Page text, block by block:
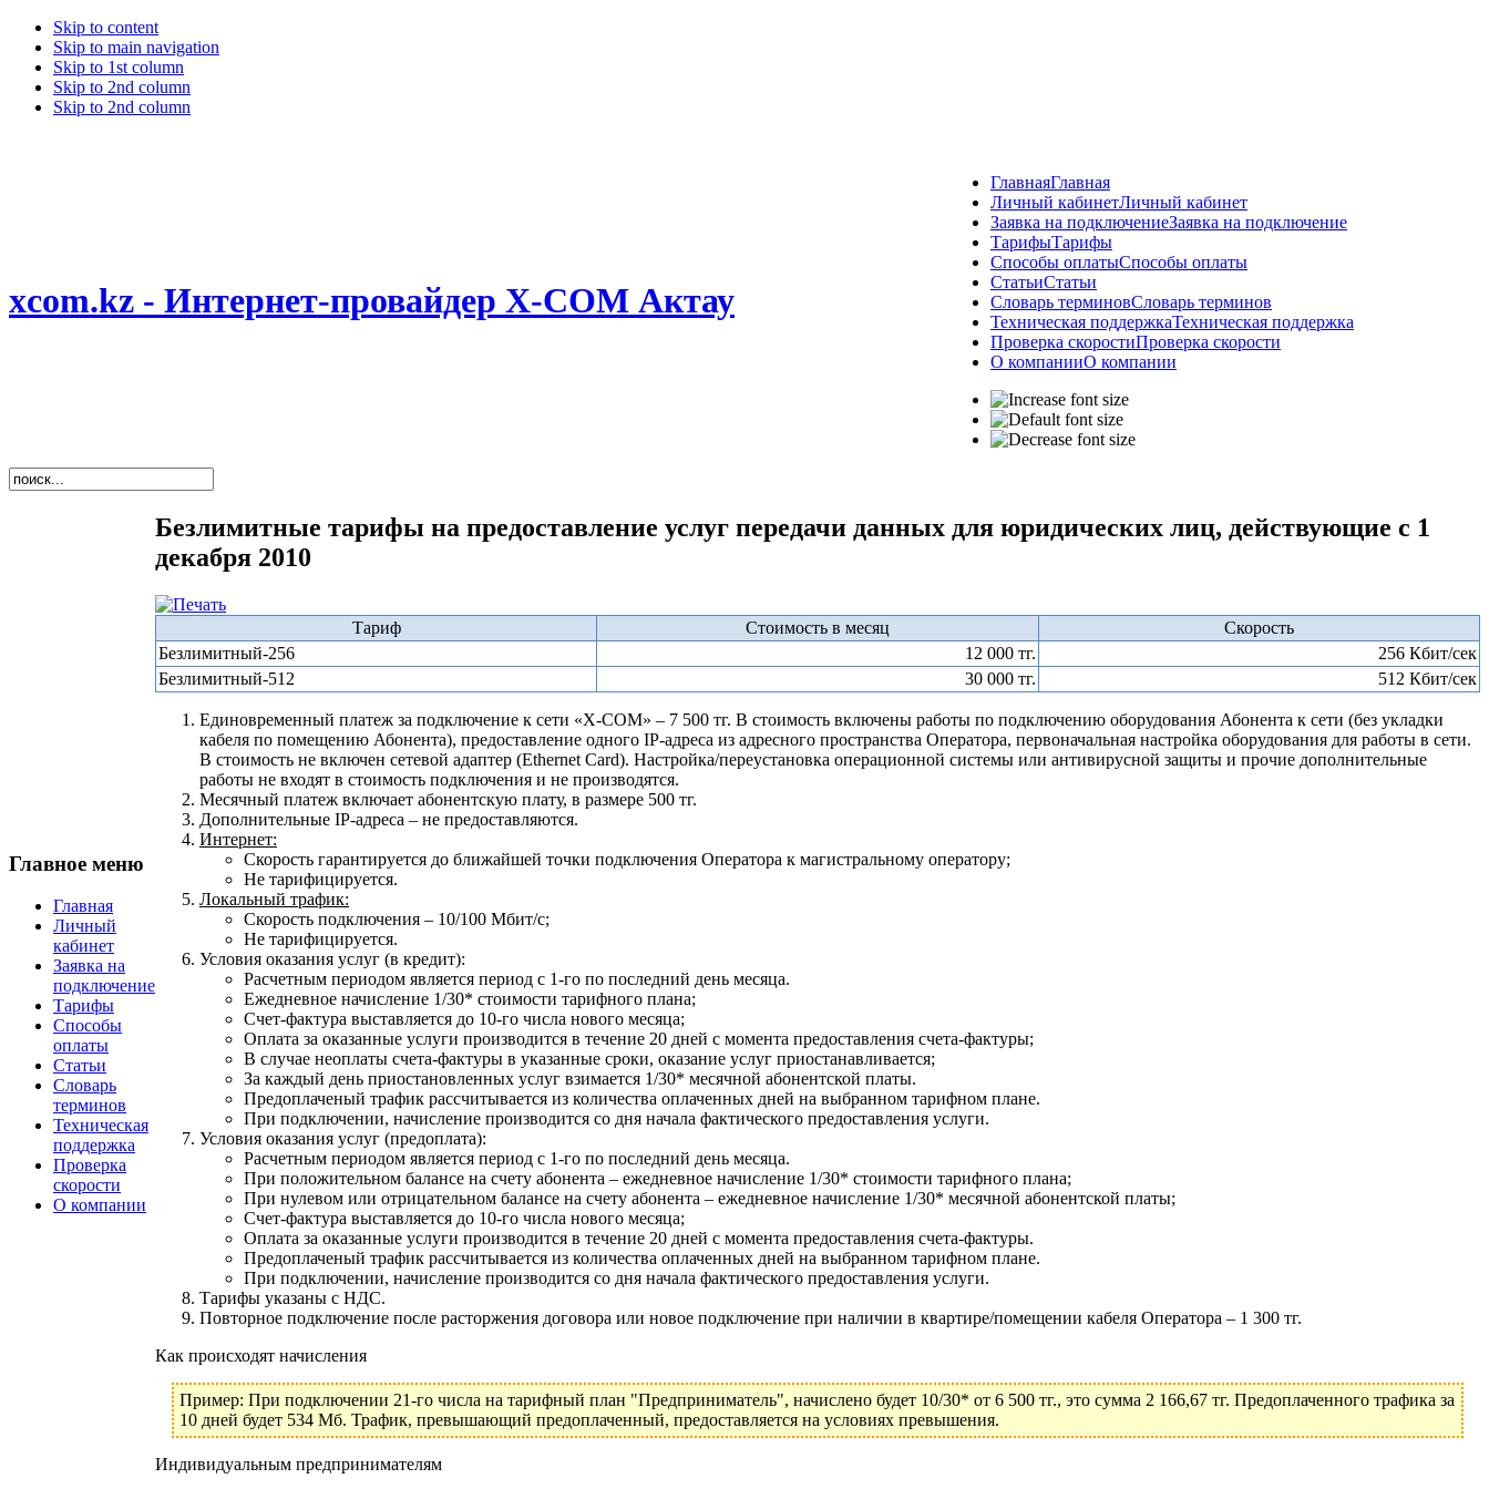
Skip to content
Skip to main navigation
Skip to 1st column
Skip to 2nd column
Skip to 2nd column
xcom.kz - Интернет-провайдер X-COM Актау
ГлавнаяГлавная
Личный кабинетЛичный кабинет
Заявка на подключениеЗаявка на подключение
ТарифыТарифы
Способы оплатыСпособы оплаты
СтатьиСтатьи
Словарь терминовСловарь терминов
Техническая поддержкаТехническая поддержка
Проверка скоростиПроверка скорости
О компанииО компании
Главное меню
Главная
Личный
кабинет
Заявка на
подключение
Тарифы
Способы
оплаты
Статьи
Словарь
терминов
Техническая
поддержка
Проверка
скорости
О компании
Безлимитные тарифы на предоставление услуг передачи данных для юридических лиц, действующие с 1
декабря 2010
Тариф Стоимость в месяц
Скорость
Безлимитный-256
12 000 тг.
256 Кбит/сек
Безлимитный-512
30 000 тг. 512 Кбит/сек
Единовременный платеж за подключение к сети «X-COM» – 7 500 тг. В стоимость включены работы по подключению оборудования Абонента к сети (без укладки
кабеля по помещению Абонента), предоставление одного IP-адреса из адресного пространства Оператора, первоначальная настройка оборудования для работы в сети.
В стоимость не включен сетевой адаптер (Ethernet Card). Настройка/переустановка операционной системы или антивирусной защиты и прочие дополнительные
работы не входят в стоимость подключения и не производятся.
Месячный платеж включает абонентскую плату, в размере 500 тг.
Дополнительные IP-адреса – не предоставляются.
Интернет:
Скорость гарантируется до ближайшей точки подключения Оператора к магистральному оператору;
Не тарифицируется.
Локальный трафик:
Скорость подключения – 10/100 Мбит/с;
Не тарифицируется.
Условия оказания услуг (в кредит):
Расчетным периодом является период с 1-го по последний день месяца.
Ежедневное начисление 1/30* стоимости тарифного плана;
Счет-фактура выставляется до 10-го числа нового месяца;
Оплата за оказанные услуги производится в течение 20 дней с момента предоставления счета-фактуры;
В случае неоплаты счета-фактуры в указанные сроки, оказание услуг приостанавливается;
За каждый день приостановленных услуг взимается 1/30* месячной абонентской платы.
Предоплаченый трафик рассчитывается из количества оплаченных дней на выбранном тарифном плане.
При подключении, начисление производится со дня начала фактического предоставления услуги.
Условия оказания услуг (предоплата):
Расчетным периодом является период с 1-го по последний день месяца.
При положительном балансе на счету абонента – ежедневное начисление 1/30* стоимости тарифного плана;
При нулевом или отрицательном балансе на счету абонента – ежедневное начисление 1/30* месячной абонентской платы;
Счет-фактура выставляется до 10-го числа нового месяца;
Оплата за оказанные услуги производится в течение 20 дней с момента предоставления счета-фактуры.
Предоплаченый трафик рассчитывается из количества оплаченных дней на выбранном тарифном плане.
При подключении, начисление производится со дня начала фактического предоставления услуги.
Тарифы указаны с НДС.
Повторное подключение после расторжения договора или новое подключение при наличии в квартире/помещении кабеля Оператора – 1 300 тг.
Как происходят начисления
Пример: При подключении 21-го числа на тарифный план "Предприниматель", начислено будет 10/30* от 6 500 тг., это сумма 2 166,67 тг. Предоплаченного трафика за
10 дней будет 534 Мб. Трафик, превышающий предоплаченный, предоставляется на условиях превышения.
Индивидуальным предпринимателям